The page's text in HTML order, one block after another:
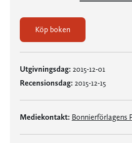
Köp boken
Utgivningsdag: 2015-12-01
Recensionsdag: 2015-12-15
Mediekontakt: Bonnierförlagens